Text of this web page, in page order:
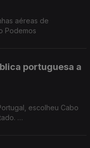
aéreas de
Podemos
portuguesa a
escolheu Cabo